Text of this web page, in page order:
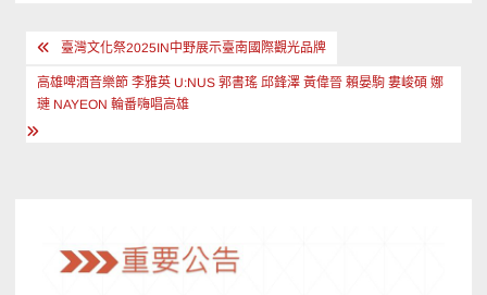
文
章
導
臺灣文化祭2025IN中野展示臺南國際觀光品牌
高雄啤酒音樂節 李雅英 U:NUS 郭書瑤 邱鋒澤 黃偉晉 賴晏駒 婁峻碩 娜
璉 NAYEON 輪番嗨唱高雄